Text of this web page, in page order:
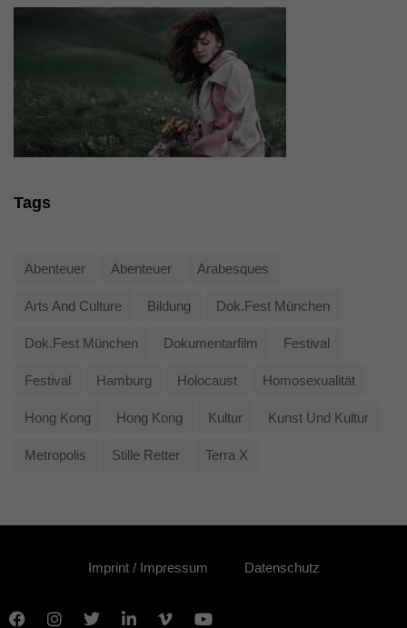
Tags
Abenteuer Abenteuer Arabesques
Arts And Culture Bildung Dok.fest München
Dok.fest München Dokumentarfilm Festival
Festival Hamburg Holocaust Homosexualität
Hong Kong Hong Kong Kultur Kunst Und Kultur
Metropolis Stille Retter Terra X
Imprint / Impressum Datenschutz